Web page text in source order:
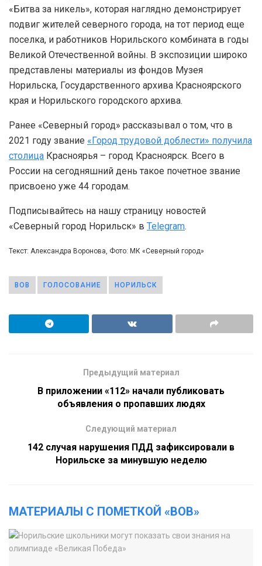
«Битва за никель», которая наглядно демонстрирует
подвиг жителей северного города, на тот период еще
поселка, и работников Норильского комбината в годы
Великой Отечественной войны. В экспозиции широко
представлены материалы из фондов Музея
Норильска, Государственного архива Красноярского
края и Норильского городского архива.
Ранее «Северный город» рассказывал о том, что в
2021 году звание «Город трудовой доблести» получила
столица Красноярья – город Красноярск. Всего в
России на сегодняшний день такое почетное звание
присвоено уже 44 городам.
Подписывайтесь на нашу страницу новостей
«Северный город Норильск» в Telegram.
Текст: Александра Воронова, Фото: МК «Северный город»
ВОВ ГОЛОСОВАНИЕ НОРИЛЬСК
Предыдущий материал
В приложении «112» начали публиковать
объявления о пропавших людях
Следующий материал
142 случая нарушения ПДД зафиксировали в
Норильске за минувшую неделю
МАТЕРИАЛЫ С ПОМЕТКОЙ «ВОВ»